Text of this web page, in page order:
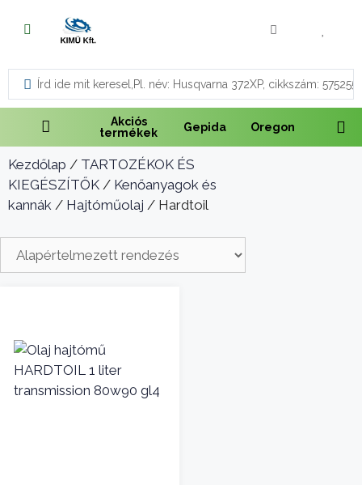
Vágás és fűrészelés
Akkumulátoros termékek
Talajápolás és tisztítás
Kenőanyagok és kannák
Akciós
termékek
Gepida Oregon
Kezdőlap / TARTOZÉKOK ÉS
KIEGÉSZÍTŐK / Kenőanyagok és
kannák / Hajtóműolaj / Hardtoil